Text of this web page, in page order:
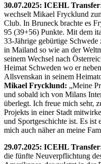
30.07.2025: ICEHL
wechselt Mikael Frycklund
Club. In Bruneck brachte es
95 (39+56) Punkte. Mit dem
33-Jährige gebürtige
in Mailand so wie an der
seinem Wechsel nach
Heimat Schweden wo er
Allsvenskan in seinem
Mikael Frycklund: „Meine
und sobald ich von Milans
überlegt. Ich freue mich sehr,
Projekts in einer Stadt
und Sportgeschichte ist. Es ist
mich auch näher an meine
29.07.2025: ICEHL
die fünfte Neuverpflichtung